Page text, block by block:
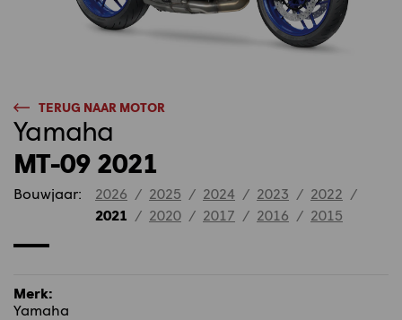
TERUG NAAR MOTOR
Yamaha
MT-09 2021
Bouwjaar: 2026 / 2025 / 2024 / 2023 / 2022 /
2021 / 2020 / 2017 / 2016 / 2015
Merk:
Yamaha